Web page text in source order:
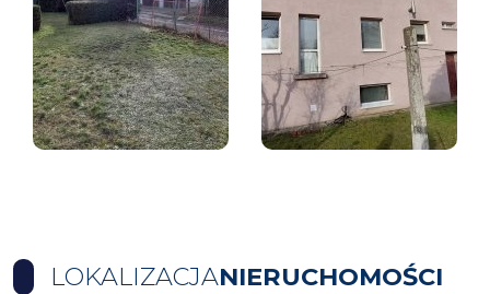
LOKALIZACJANIERUCHOMOŚCI